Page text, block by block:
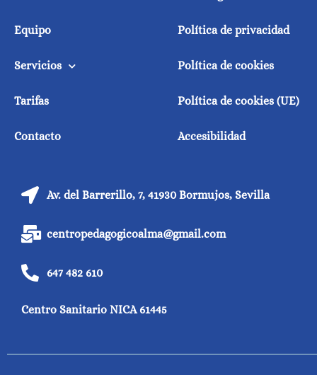
Equipo
Servicios
Tarifas
Contacto
Política de privacidad
Política de cookies
Política de cookies (UE)
Accesibilidad
Av. del Barrerillo, 7, 41930 Bormujos, Sevilla
centropedagogicoalma@gmail.com
647 482 610
Centro Sanitario NICA 61445